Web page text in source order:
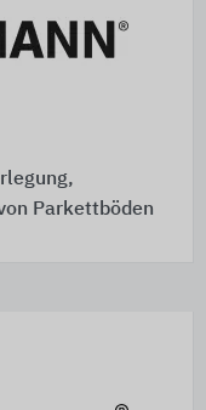
Parkettböden